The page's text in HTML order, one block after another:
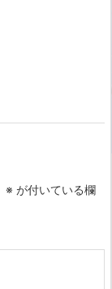
※ が付いている欄